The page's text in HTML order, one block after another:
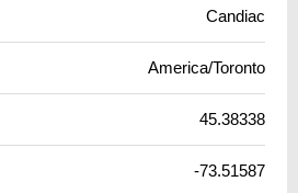
Candiac
America/Toronto
45.38338
-73.51587